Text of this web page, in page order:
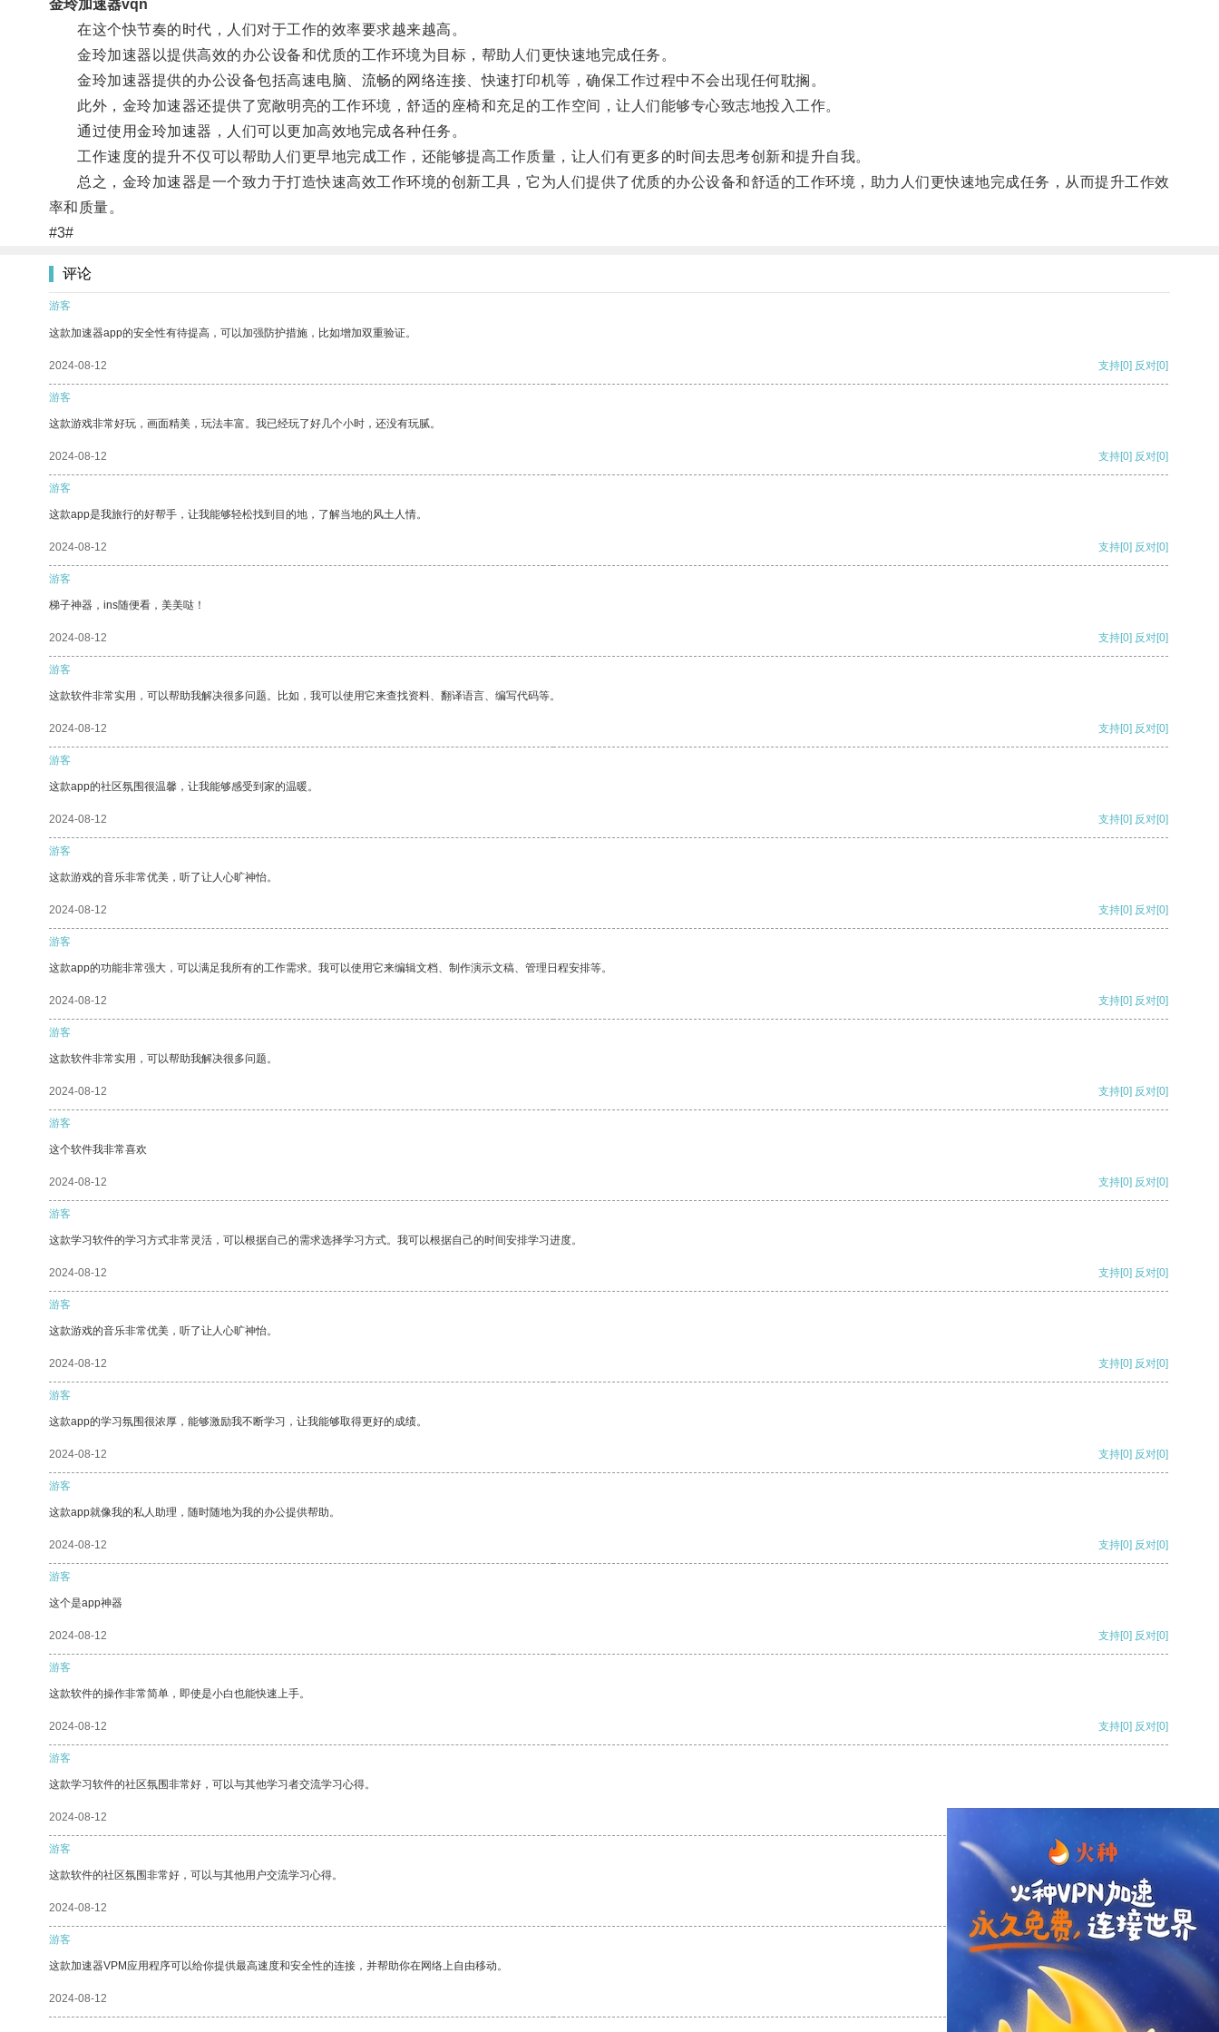
金玲加速器vqn
在这个快节奏的时代，人们对于工作的效率要求越来越高。
金玲加速器以提供高效的办公设备和优质的工作环境为目标，帮助人们更快速地完成任务。
金玲加速器提供的办公设备包括高速电脑、流畅的网络连接、快速打印机等，确保工作过程中不会出现任何耽搁。
此外，金玲加速器还提供了宽敞明亮的工作环境，舒适的座椅和充足的工作空间，让人们能够专心致志地投入工作。
通过使用金玲加速器，人们可以更加高效地完成各种任务。
工作速度的提升不仅可以帮助人们更早地完成工作，还能够提高工作质量，让人们有更多的时间去思考创新和提升自我。
总之，金玲加速器是一个致力于打造快速高效工作环境的创新工具，它为人们提供了优质的办公设备和舒适的工作环境，助力人们更快速地完成任务，从而提升工作效
率和质量。
#3#
评论
游客
这款加速器app的安全性有待提高，可以加强防护措施，比如增加双重验证。
2024-08-12 支持[0] 反对[0]
游客
这款游戏非常好玩，画面精美，玩法丰富。我已经玩了好几个小时，还没有玩腻。
2024-08-12 支持[0] 反对[0]
游客
这款app是我旅行的好帮手，让我能够轻松找到目的地，了解当地的风土人情。
2024-08-12 支持[0] 反对[0]
游客
梯子神器，ins随便看，美美哒！
2024-08-12 支持[0] 反对[0]
游客
这款软件非常实用，可以帮助我解决很多问题。比如，我可以使用它来查找资料、翻译语言、编写代码等。
2024-08-12 支持[0] 反对[0]
游客
这款app的社区氛围很温馨，让我能够感受到家的温暖。
2024-08-12 支持[0] 反对[0]
游客
这款游戏的音乐非常优美，听了让人心旷神怡。
2024-08-12 支持[0] 反对[0]
游客
这款app的功能非常强大，可以满足我所有的工作需求。我可以使用它来编辑文档、制作演示文稿、管理日程安排等。
2024-08-12 支持[0] 反对[0]
游客
这款软件非常实用，可以帮助我解决很多问题。
2024-08-12 支持[0] 反对[0]
游客
这个软件我非常喜欢
2024-08-12 支持[0] 反对[0]
游客
这款学习软件的学习方式非常灵活，可以根据自己的需求选择学习方式。我可以根据自己的时间安排学习进度。
2024-08-12 支持[0] 反对[0]
游客
这款游戏的音乐非常优美，听了让人心旷神怡。
2024-08-12 支持[0] 反对[0]
游客
这款app的学习氛围很浓厚，能够激励我不断学习，让我能够取得更好的成绩。
2024-08-12 支持[0] 反对[0]
游客
这款app就像我的私人助理，随时随地为我的办公提供帮助。
2024-08-12 支持[0] 反对[0]
游客
这个是app神器
2024-08-12 支持[0] 反对[0]
游客
这款软件的操作非常简单，即使是小白也能快速上手。
2024-08-12 支持[0] 反对[0]
游客
这款学习软件的社区氛围非常好，可以与其他学习者交流学习心得。
2024-08-12
游客
这款软件的社区氛围非常好，可以与其他用户交流学习心得。
2024-08-12 支持 [0] 反对 [0]
游客
这款加速器VPM应用程序可以给你提供最高速度和安全性的连接，并帮助你在网络上自由移动。
2024-08-12 支持